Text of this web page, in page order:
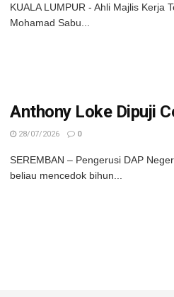
KUALA LUMPUR - Ahli Majlis Kerja
Mohamad Sabu...
Anthony Loke Dipuji
28/07/2026 0
SEREMBAN – Pengerusi DAP
beliau mencedok bihun...